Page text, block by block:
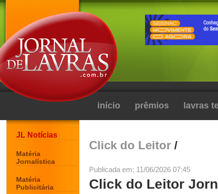
início prêmios lavras
JL Notícias
Matéria
Jornalística
Matéria
Publicitária
Click do Leitor /
Publicada em: 11/06/2026 07:45
Click do Leitor